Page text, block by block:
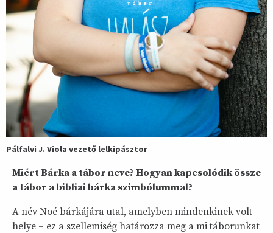
Pálfalvi J. Viola vezető lelkipásztor
Miért Bárka a tábor neve? Hogyan kapcsolódik össze
a tábor a bibliai bárka szimbólummal?
A név Noé bárkájára utal, amelyben mindenkinek volt
helye – ez a szellemiség határozza meg a mi táborunkat